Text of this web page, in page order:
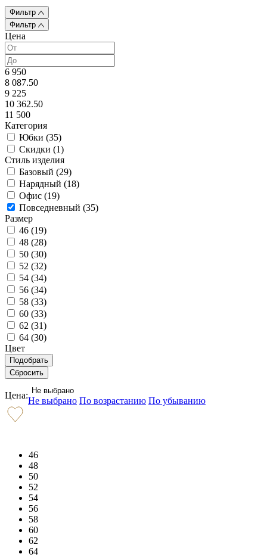
Фильтр
Фильтр
Цена
6 950
8 087.50
9 225
10 362.50
11 500
Категория
Юбки (35)
Скидки (1)
Стиль изделия
Базовый (29)
Нарядный (18)
Офис (19)
Повседневный (35)
Размер
46 (19)
48 (28)
50 (30)
52 (32)
54 (34)
56 (34)
58 (33)
60 (33)
62 (31)
64 (30)
Цвет
Цена: Не выбрано
Не выбрано По возрастанию По убыванию
46
48
50
52
54
56
58
60
62
64